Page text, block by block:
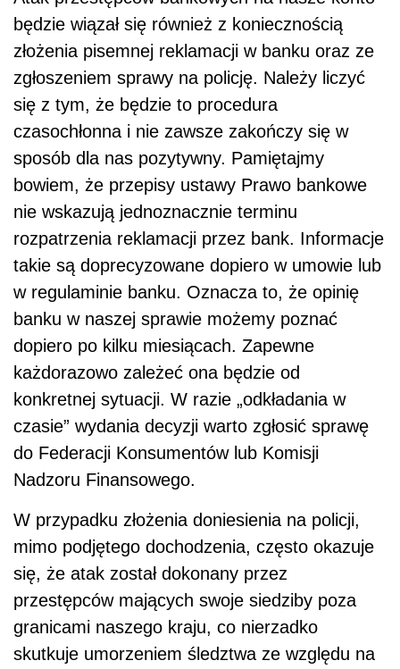
będzie wiązał się również z koniecznością
złożenia pisemnej reklamacji w banku oraz ze
zgłoszeniem sprawy na policję. Należy liczyć
się z tym, że będzie to procedura
czasochłonna i nie zawsze zakończy się w
sposób dla nas pozytywny. Pamiętajmy
bowiem, że przepisy ustawy Prawo bankowe
nie wskazują jednoznacznie terminu
rozpatrzenia reklamacji przez bank. Informacje
takie są doprecyzowane dopiero w umowie lub
w regulaminie banku. Oznacza to, że opinię
banku w naszej sprawie możemy poznać
dopiero po kilku miesiącach. Zapewne
każdorazowo zależeć ona będzie od
konkretnej sytuacji. W razie „odkładania w
czasie” wydania decyzji warto zgłosić sprawę
do Federacji Konsumentów lub Komisji
Nadzoru Finansowego.
W przypadku złożenia doniesienia na policji,
mimo podjętego dochodzenia, często okazuje
się, że atak został dokonany przez
przestępców mających swoje siedziby poza
granicami naszego kraju, co nierzadko
skutkuje umorzeniem śledztwa ze względu na